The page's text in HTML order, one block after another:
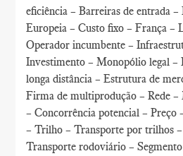
eficiência – Barreiras de entrada
Europeia – Custo fixo – França –
Operador incumbente –
Investimento – Monopólio legal –
longa distância – Estrutura de
Firma de multiprodução – Rede
– Concorrência potencial – Preço
– Trilho – Transporte por trilhos
Transporte rodoviário –